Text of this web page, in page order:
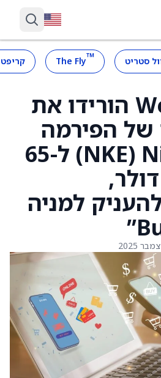
סטריט ™
The Fly
Wells Fargo הורידו את
של הפירמה
למניית Nike ‏(NKE) ל-65
דולר מ-75 דולר,
למניה